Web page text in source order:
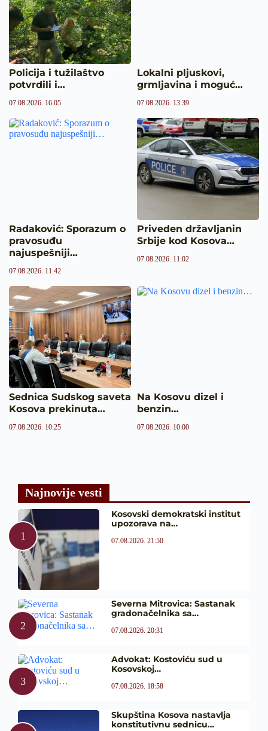
Policija i tužilaštvo
potvrdili i…
07.08.2026. 16:05
Lokalni pljuskovi,
grmljavina i moguć…
07.08.2026. 13:39
Radaković: Sporazum o
pravosuđu
najuspešniji…
07.08.2026. 11:42
Priveden državljanin
Srbije kod Kosova…
07.08.2026. 11:02
Sednica Sudskog saveta
Kosova prekinuta…
07.08.2026. 10:25
Na Kosovu dizel i
benzin…
07.08.2026. 10:00
Najnovije vesti
Kosovski demokratski institut
upozorava na…
07.08.2026. 21:50
Severna Mitrovica: Sastanak
gradonačelnika sa…
07.08.2026. 20:31
Advokat: Kostoviću sud u
Kosovskoj…
07.08.2026. 18:58
Skupština Kosova nastavlja
konstitutivnu sednicu…